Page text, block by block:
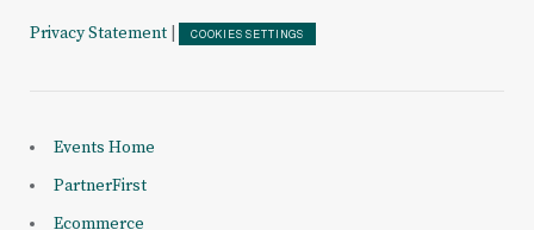
Privacy Statement COOKIES SETTINGS
Events Home
PartnerFirst
Ecommerce